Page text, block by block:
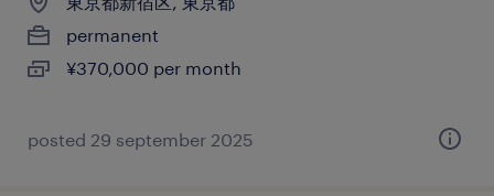
permanent
¥370,000 per month
posted 29 september 2025